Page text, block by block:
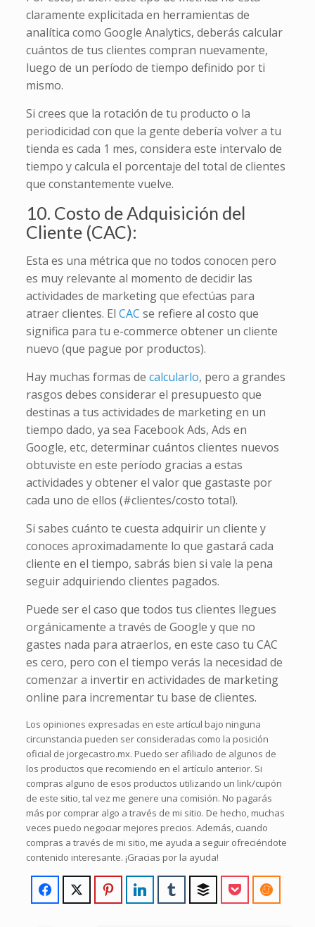
claramente explicitada en herramientas de
analítica como Google Analytics, deberás calcular
cuántos de tus clientes compran nuevamente,
luego de un período de tiempo definido por ti
mismo.
Si crees que la rotación de tu producto o la
periodicidad con que la gente debería volver a tu
tienda es cada 1 mes, considera este intervalo de
tiempo y calcula el porcentaje del total de clientes
que constantemente vuelve.
10. Costo de Adquisición del
Cliente (CAC):
Esta es una métrica que no todos conocen pero
es muy relevante al momento de decidir las
actividades de marketing que efectúas para
atraer clientes. El CAC se refiere al costo que
significa para tu e-commerce obtener un cliente
nuevo (que pague por productos).
Hay muchas formas de calcularlo, pero a grandes
rasgos debes considerar el presupuesto que
destinas a tus actividades de marketing en un
tiempo dado, ya sea Facebook Ads, Ads en
Google, etc, determinar cuántos clientes nuevos
obtuviste en este período gracias a estas
actividades y obtener el valor que gastaste por
cada uno de ellos (#clientes/costo total).
Si sabes cuánto te cuesta adquirir un cliente y
conoces aproximadamente lo que gastará cada
cliente en el tiempo, sabrás bien si vale la pena
seguir adquiriendo clientes pagados.
Puede ser el caso que todos tus clientes llegues
orgánicamente a través de Google y que no
gastes nada para atraerlos, en este caso tu CAC
es cero, pero con el tiempo verás la necesidad de
comenzar a invertir en actividades de marketing
online para incrementar tu base de clientes.
Los opiniones expresadas en este artícul bajo ninguna
circunstancia pueden ser consideradas como la posición
oficial de jorgecastro.mx. Puedo ser afiliado de algunos de
los productos que recomiendo en el artículo anterior. Si
compras alguno de esos productos utilizando un link/cupón
de este sitio, tal vez me genere una comisión. No pagarás
más por comprar algo a través de mi sitio. De hecho, muchas
veces puedo negociar mejores precios. Además, cuando
compras a través de mi sitio, me ayuda a seguir ofreciéndote
contenido interesante. ¡Gracias por la ayuda!